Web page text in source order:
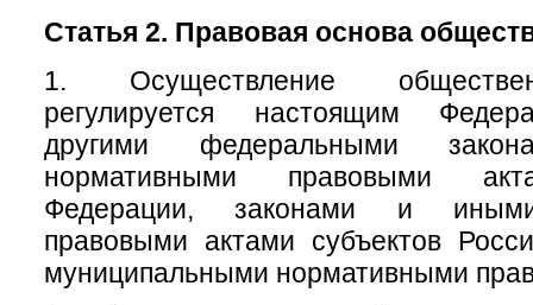
Статья 2. Правовая основа
1. Осуществление
регулируется настоящим
другими федеральными
нормативными правовыми
Федерации, законами и
правовыми актами субъектов
муниципальными нормативными